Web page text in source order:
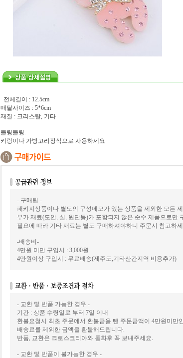
전체길이 : 12.5cm
매달사이즈 : 5*6cm
재질 : 크리스탈, 기타
블링블링.
키링이나 가방고리장식으로 사용하세요
- 구매팁 -
패키지상품이나 별도의 구성메모가 있는 상품을 제외한 모든
부가 재료(도안, 실, 원단등)가 포함되지 않은 순수 제품으로만
필요에 따라 기타 재료는 별도 구매하셔야하니 주문시 참고하
-배송비-
4만원 미만 구입시 : 3,000원
4만원이상 구입시 : 무료배송(제주도,기타산간지역 비용추가)
- 교환 및 반품 가능한 경우 -
기간 : 상품 수령일로 부터 7일 이내
환불요청시 최초 주문에서 환불금을 뺀 주문금액이 4만원미만
배송료를 제외한 금액을 환불해드립니다.
반품, 교환은 크로스코리아와 통화후 꼭 보내주세요.
- 교환 및 반품이 불가능한 경우 -